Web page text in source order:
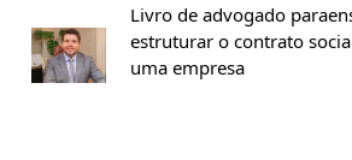
Livro de advogado
estruturar o contrato
uma empresa